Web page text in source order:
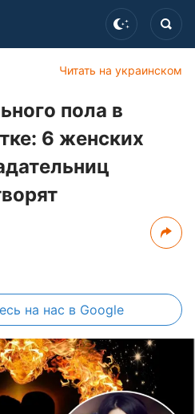
Читать на украинском
пола в
6 женских
на нас в Google